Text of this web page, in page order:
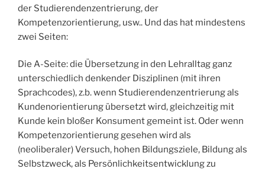
der Studierendenzentrierung, der
Kompetenzorientierung, usw.. Und das hat mindestens
zwei Seiten:
Die A-Seite: die Übersetzung in den Lehralltag ganz
unterschiedlich denkender Disziplinen (mit ihren
Sprachcodes), z.b. wenn Studierendenzentrierung als
Kundenorientierung übersetzt wird, gleichzeitig mit
Kunde kein bloßer Konsument gemeint ist. Oder wenn
Kompetenzorientierung gesehen wird als
(neoliberaler) Versuch, hohen Bildungsziele, Bildung als
Selbstzweck, als Persönlichkeitsentwicklung zu